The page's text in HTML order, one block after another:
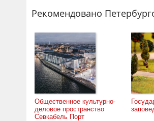
«пульт управления
стенды ГТО и БГТО для
Подписаться:
Рекомендовано
Общественное культурно-
деловое пространство
Севкабель Порт